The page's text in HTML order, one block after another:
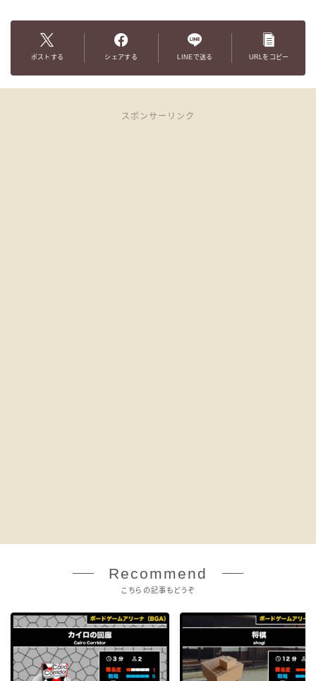
ポストする シェアする LINEで送る URLをコピー
スポンサーリンク
Recommend
こちらの記事もどうぞ